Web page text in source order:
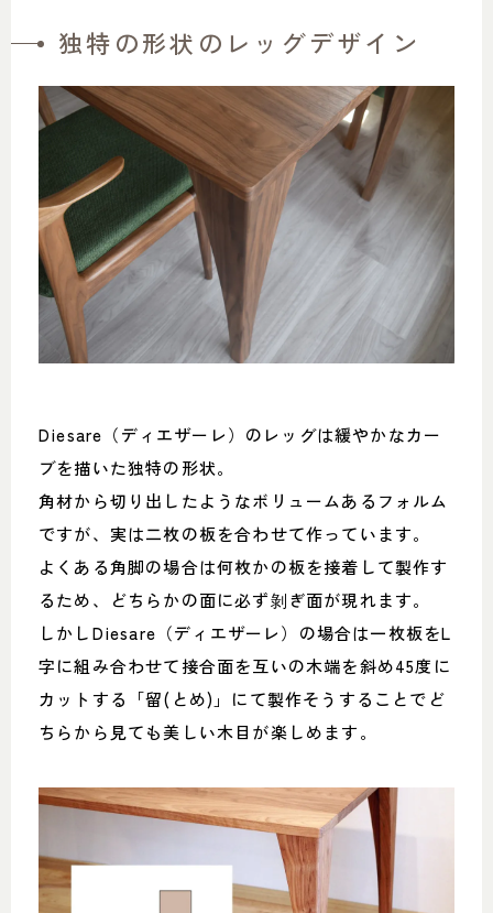
独特の形状のレッグデザイン
Diesare（ディエザーレ）のレッグは緩やかなカー
ブを描いた独特の形状。
角材から切り出したようなボリュームあるフォルム
ですが、実は二枚の板を合わせて作っています。
よくある角脚の場合は何枚かの板を接着して製作す
るため、どちらかの面に必ず剝ぎ面が現れます。
しかしDiesare（ディエザーレ）の場合は一枚板をL
字に組み合わせて接合面を互いの木端を斜め45度に
カットする「留(とめ)」にて製作そうすることでど
ちらから見ても美しい木目が楽しめます。